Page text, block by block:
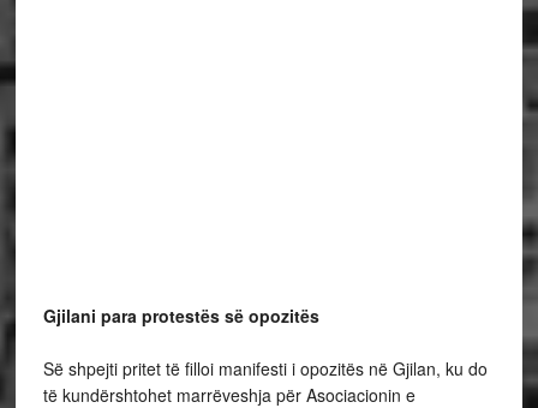
Gjilani para protestës së opozitës
Së shpejti pritet të filloi manifesti i opozitës në Gjilan, ku do
të kundërshtohet marrëveshja për Asociacionin e